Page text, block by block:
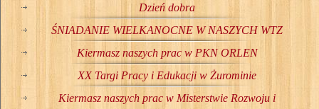
Dzień dobra
ŚNIADANIE WIELKANOCNE W NASZYCH WTZ
Kiermasz naszych prac w PKN ORLEN
XX Targi Pracy i Edukacji w Żurominie
Kiermasz naszych prac w Misterstwie Rozwoju i